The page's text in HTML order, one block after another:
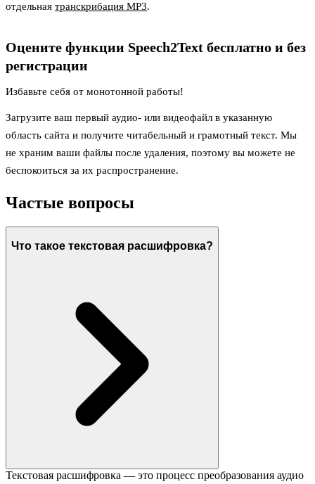
отдельная транскрибация MP3.
Оцените функции Speech2Text бесплатно и без
регистрации
Избавьте себя от монотонной работы!
Загрузите ваш первый аудио- или видеофайл в указанную
область сайта и получите читабельный и грамотный текст. Мы
не храним ваши файлы после удаления, поэтому вы можете не
беспокоиться за их распространение.
Частые вопросы
Что такое текстовая расшифровка?
Текстовая расшифровка — это процесс преобразования аудио